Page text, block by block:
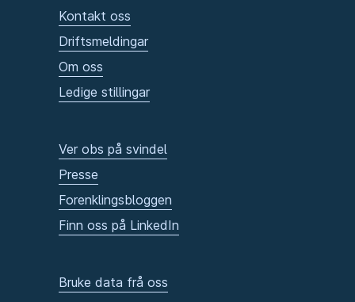
Kontakt oss
Driftsmeldingar
Om oss
Ledige stillingar
Ver obs på svindel
Presse
Forenklingsbloggen
Finn oss på LinkedIn
Bruke data frå oss